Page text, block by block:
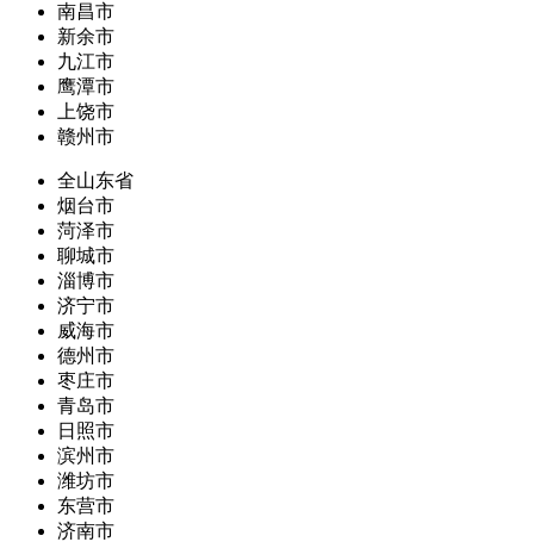
南昌市
新余市
九江市
鹰潭市
上饶市
赣州市
全山东省
烟台市
菏泽市
聊城市
淄博市
济宁市
威海市
德州市
枣庄市
青岛市
日照市
滨州市
潍坊市
东营市
济南市